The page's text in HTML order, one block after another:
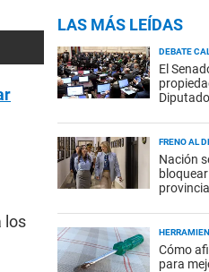
los
LAS MÁS LEÍDAS
DEBATE
El
FRENO AL
Nación
provincia
Cómo
para